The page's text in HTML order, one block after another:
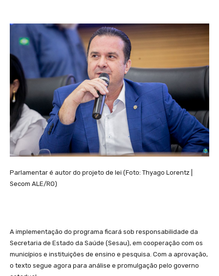
Parlamentar é autor do projeto de lei (Foto: Thyago Lorentz |
Secom ALE/RO)
A implementação do programa ficará sob responsabilidade da
Secretaria de Estado da Saúde (Sesau), em cooperação com os
municípios e instituições de ensino e pesquisa. Com a aprovação,
o texto segue agora para análise e promulgação pelo governo